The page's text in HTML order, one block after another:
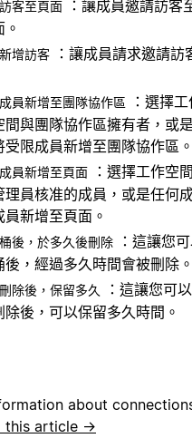
客至頁面
：讓成員邀請訪客
增訪客
：讓成員請求邀請訪
員新增至團隊協作區
：選擇
間與團隊協作區擁有者，或
受限成員新增至團隊協作區。
員新增至頁面
：選擇工作空
理員核准的成員，或是任何
新增至頁面。
後，於多久後刪除
：這讓您
，經過多久時間會被刪除。
除後，保留多久
：這讓您可
後，可以保留多久時間。
about
this article →